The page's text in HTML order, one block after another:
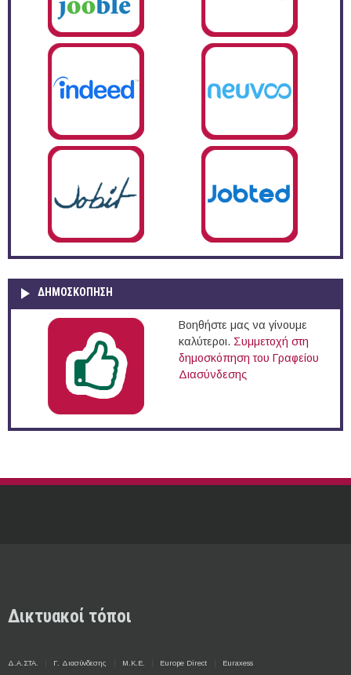
ΔΗΜΟΣΚΌΠΗΣΗ
Βοηθήστε μας να γίνουμε
καλύτεροι. Συμμετοχή στη
δημοσκόπηση του Γραφείου
Διασύνδεσης
Δικτυακοί τόποι
Δ.Α.ΣΤΑ. Γ. Διασύνδεσης Μ.Κ.Ε. Europe Direct Euraxess